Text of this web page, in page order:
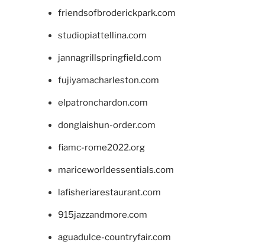
friendsofbroderickpark.com
studiopiattellina.com
jannagrillspringfield.com
fujiyamacharleston.com
elpatronchardon.com
donglaishun-order.com
fiamc-rome2022.org
mariceworldessentials.com
lafisheriarestaurant.com
915jazzandmore.com
aguadulce-countryfair.com